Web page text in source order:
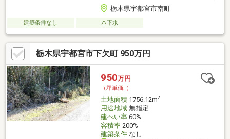
栃木県宇都宮市南町
建築条件なし 本下水
栃木県宇都宮市下欠町 950万円
950万円
（坪単価:-）
土地面積1756.12m2
用途地域無指定
建ぺい率60%
容積率200%
建築条件なし